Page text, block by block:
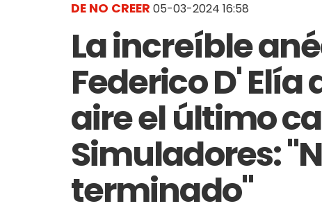
DE NO CREER 05-03-2024 16:58
La increíble
Federico D'
aire el último
Simuladores:
terminado"